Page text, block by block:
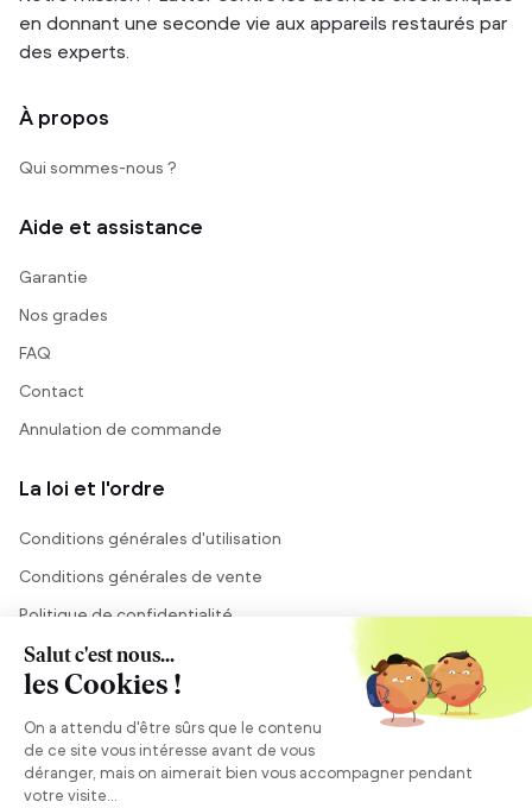
en donnant une seconde vie aux appareils restaurés par
des experts.
À propos
Qui sommes-nous ?
Aide et assistance
Garantie
Nos grades
FAQ
Contact
Annulation de commande
La loi et l'ordre
Conditions générales d'utilisation
Conditions générales de vente
Politique de confidentialité
Mentions légales
Besoin de conseils ?
Se connecter